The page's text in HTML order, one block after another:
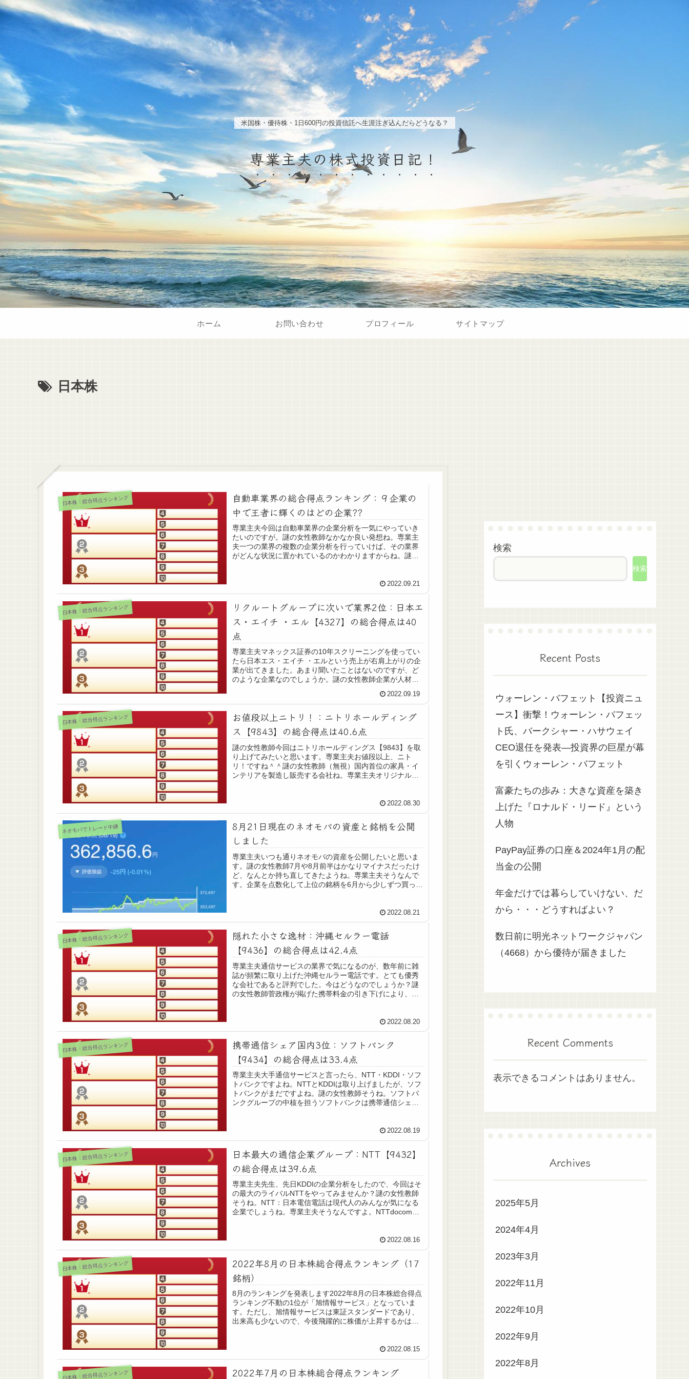
米国株・優待株・1日600円の投資信託へ生涯注ぎ込んだらどうなる？
専業主夫の株式投資日記！
ホーム お問い合わせ プロフィール サイトマップ
日本株
日本株：総合得点ランキング
自動車業界の総合得点ランキング：９企業の
中で王者に輝くのはどの企業??
専業主夫今回は自動車業界の企業分析を一気にやっていき
たいのですが。謎の女性教師なかなか良い発想ね。専業主
夫一つの業界の複数の企業分析を行っていけば、その業界
がどんな状況に置かれているのかわかりますからね。謎の
2022.09.21
日本株：総合得点ランキング
リクルートグループに次いで業界2位：日本エ
ス・エイチ ・エル【4327】の総合得点は40
点
専業主夫マネックス証券の10年スクリーニングを使ってい
たら日本エス・エイチ ・エルという売上が右肩上がりの企
業が出てきました。あまり聞いたことはないのですが、ど
のような企業なのでしょうか。謎の女性教師企業が人材採
2022.09.19
日本株：総合得点ランキング
お値段以上ニトリ！：ニトリホールディング
ス【9843】の総合得点は40.6点
謎の女性教師今回はニトリホールディングス【9843】を取
り上げてみたいと思います。専業主夫お値段以上、ニト
リ！ですね＾＾謎の女性教師（無視）国内首位の家具・イ
ンテリアを製造し販売する会社ね。専業主夫オリジナルの
2022.08.30
ネオモバでトレード中継
8月21日現在のネオモバの資産と銘柄を公開
しました
専業主夫いつも通りネオモバの資産を公開したいと思いま
す。謎の女性教師7月や8月前半はかなりマイナスだったけ
ど、なんとか持ち直してきたようね。専業主夫そうなんで
す。企業を点数化して上位の銘柄を6月から少しずつ買って
2022.08.21
日本株：総合得点ランキング
隠れた小さな逸材：沖縄セルラー電話
【9436】の総合得点は42.4点
専業主夫通信サービスの業界で気になるのが、数年前に雑
誌が頻繁に取り上げた沖縄セルラー電話です。とても優秀
な会社であると評判でした。今はどうなのでしょうか？謎
の女性教師菅政権が掲げた携帯料金の引き下げにより、沖
2022.08.20
日本株：総合得点ランキング
携帯通信シェア国内3位：ソフトバンク
【9434】の総合得点は33.4点
専業主夫大手通信サービスと言ったら、NTT・KDDI・ソフ
トバンクですよね。NTTとKDDIは取り上げましたが、ソフ
トバンクがまだですよね。謎の女性教師そうね。ソフトバ
ンクグループの中核を担うソフトバンクは携帯通信シェア
2022.08.19
日本株：総合得点ランキング
日本最大の通信企業グループ：NTT【9432】
の総合得点は39.6点
専業主夫先生、先日KDDIの企業分析をしたので、今回はそ
の最大のライバルNTTをやってみませんか？謎の女性教師
そうね。NTT：日本電信電話は現代人のみんなが気になる
企業でしょうね。専業主夫そうなんですよ。NTTdocomo
2022.08.16
日本株：総合得点ランキング
2022年8月の日本株総合得点ランキング（17
銘柄）
8月のランキングを発表します2022年8月の日本株総合得点
ランキング不動の1位が「旭情報サービス」となっていま
す。ただし、旭情報サービスは東証スタンダードであり、
出来高も少ないので、今後飛躍的に株価が上昇するかはわ
2022.08.15
日本株：総合得点ランキング 2022年7月の日本株総合得点ランキング
検索
検索
Recent Posts
ウォーレン・バフェット【投資ニュ
ース】衝撃！ウォーレン・バフェッ
ト氏、バークシャー・ハサウェイ
CEO退任を発表—投資界の巨星が幕
を引くウォーレン・バフェット
富豪たちの歩み：大きな資産を築き
上げた『ロナルド・リード』という
人物
PayPay証券の口座＆2024年1月の配
当金の公開
年金だけでは暮らしていけない、だ
から・・・どうすればよい？
数日前に明光ネットワークジャパン
（4668）から優待が届きました
Recent Comments
表示できるコメントはありません。
Archives
2025年5月
2024年4月
2023年3月
2022年11月
2022年10月
2022年9月
2022年8月